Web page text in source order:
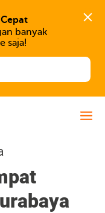
banyak